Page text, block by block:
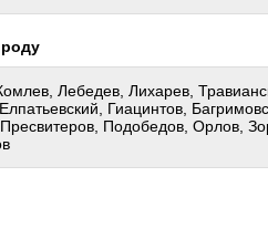
роду
Лебедев, Лихарев,
Гиацинтов,
Подобедов, Орлов,